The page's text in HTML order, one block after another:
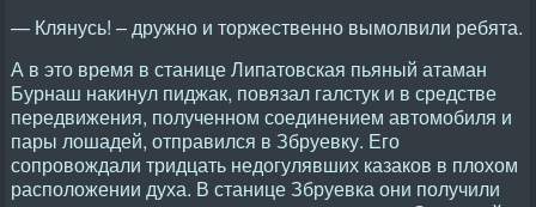
— Клянусь! – дружно и торжественно вымолвили ребята.
А в это время в станице Липатовская пьяный атаман
Бурнаш накинул пиджак, повязал галстук и в средстве
передвижения, полученном соединением автомобиля и
пары лошадей, отправился в Збруевку. Его
сопровождали тридцать недогулявших казаков в плохом
расположении духа. В станице Збруевка они получили